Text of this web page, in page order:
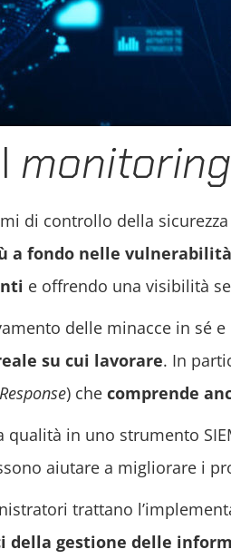
monitoring
di controllo della
a fondo nelle
e offrendo una visibilità
delle minacce in sé e
su cui lavorare. In
) che comprende
qualità in uno strumento
aiutare a migliorare i
trattano
gestione delle